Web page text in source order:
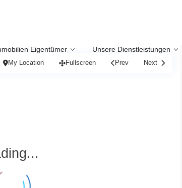
Eigentümer Unsere Dienstleistungen
My Location Fullscreen Prev Next